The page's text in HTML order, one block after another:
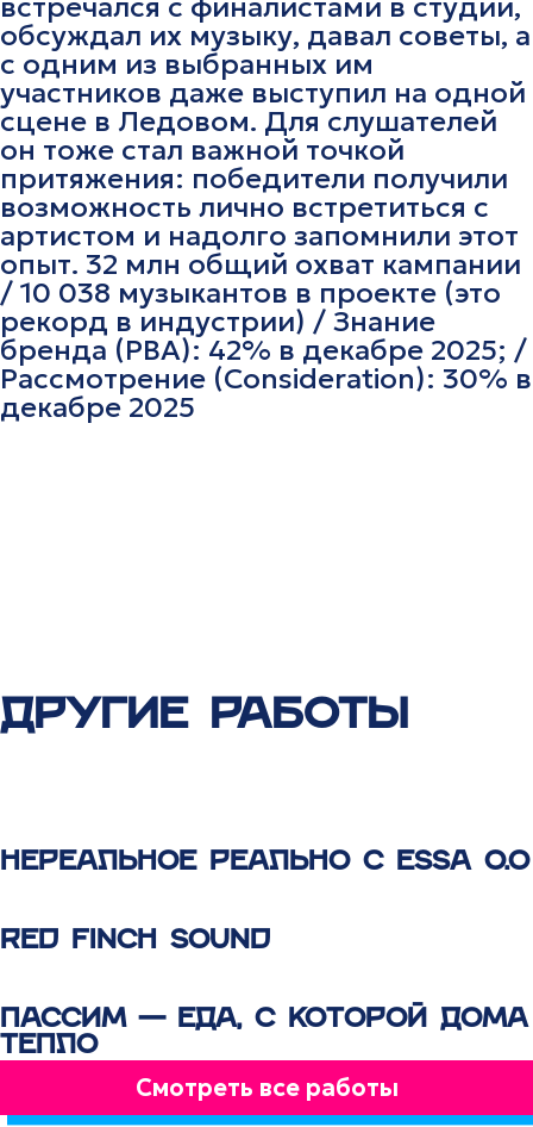
встречался с финалистами в студии,
обсуждал их музыку, давал советы, а
с одним из выбранных им
участников даже выступил на одной
сцене в Ледовом. Для слушателей
он тоже стал важной точкой
притяжения: победители получили
возможность лично встретиться с
артистом и надолго запомнили этот
опыт. 32 млн общий охват кампании
/ 10 038 музыкантов в проекте (это
рекорд в индустрии) / Знание
бренда (PBA): 42% в декабре 2025; /
Рассмотрение (Consideration): 30% в
декабре 2025
ДРУГИЕ РАБОТЫ
НЕРЕАЛЬНОЕ РЕАЛЬНО С ESSA 0.0
RED FINCH SOUND
ПАССИМ — ЕДА, С КОТОРОЙ ДОМА
ТЕПЛО
Смотреть все работы